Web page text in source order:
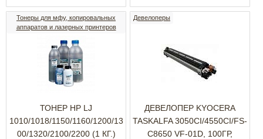
Тонеры для мфу, копировальных
аппаратов и лазерных принтеров
ТОНЕР HP LJ
1010/1018/1150/1160/1200/13
00/1320/2100/2200 (1 КГ.)
Девелоперы
ДЕВЕЛОПЕР KYOCERA
TASKALFA 3050CI/4550CI/FS-
C8650 VF-01D, 100ГР,